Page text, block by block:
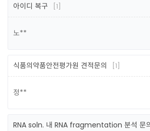
아이디 복구 [1]
노**
식품의약품안전평가원 견적문의 [1]
정**
RNA soln. 내 RNA fragmentation 분석 문